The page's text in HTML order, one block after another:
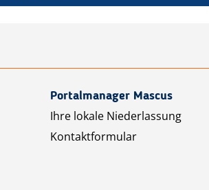
Portalmanager Mascus
Ihre lokale Niederlassung
Kontaktformular